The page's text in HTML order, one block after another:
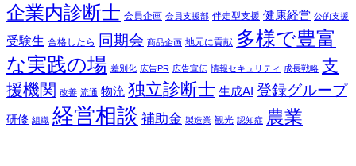
企業内診断士 会員企画 会員支援部 伴走型支援 健康経営 公的支援
受験生 合格したら 同期会 商品企画 地元に貢献 多様で豊富
な実践の場 差別化 広告PR 広告宣伝 情報セキュリティ 成長戦略 支
援機関 改善 流通 物流 独立診断士 生成AI 登録グループ
研修 組織 経営相談 補助金 製造業 観光 認知症 農業